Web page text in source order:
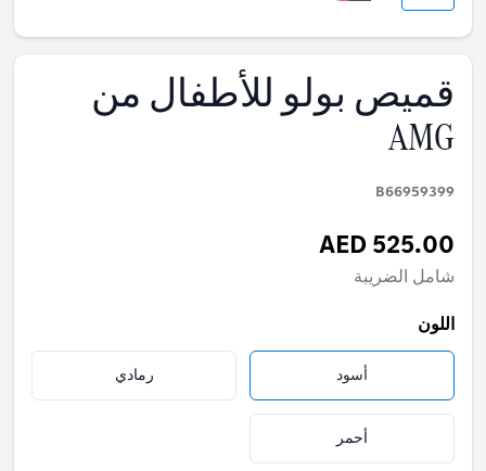
قميص بولو للأطفال من
AMG
B66959399
AED 525.00
شامل الضريبة
اللون
أسود رمادي
أحمر